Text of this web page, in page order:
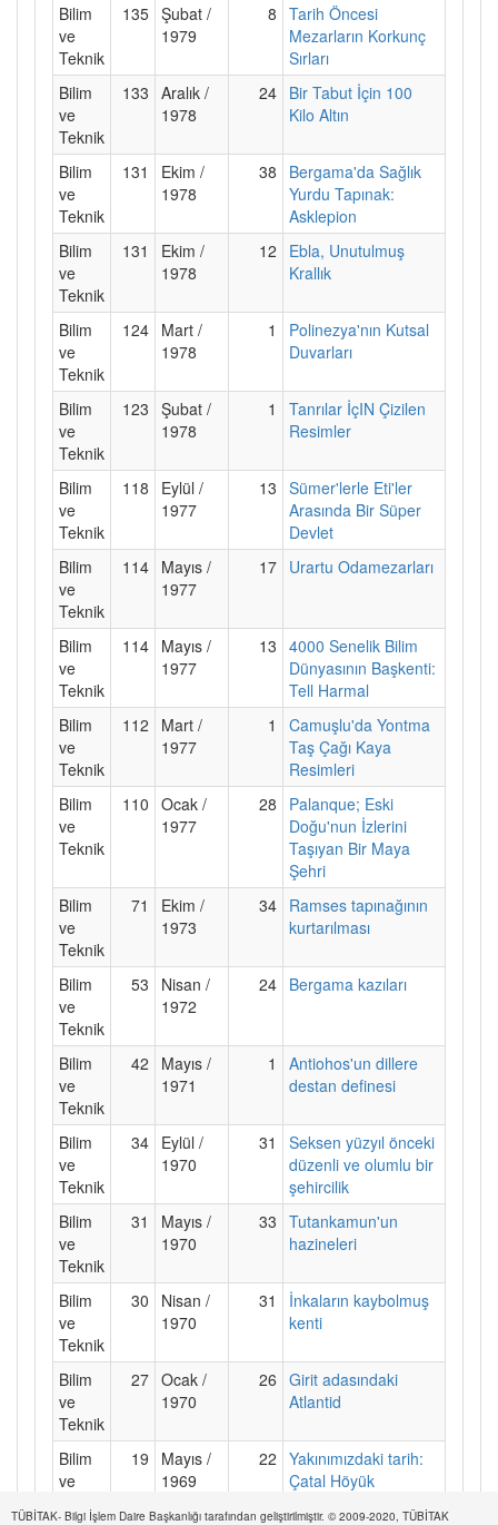
Bilim
ve
Teknik
135 Şubat /
1979
8 Tarih Öncesi
Mezarların Korkunç
Sırları
Bilim
ve
Teknik
133 Aralık /
1978
24 Bir Tabut İçin 100
Kilo Altın
Bilim
ve
Teknik
131
Ekim /
1978
38
Bergama'da Sağlık
Yurdu Tapınak:
Asklepion
Bilim
ve
Teknik
131
Ekim /
1978
12
Ebla, Unutulmuş
Krallık
Bilim
ve
Teknik
124 Mart /
1978
1
Polinezya'nın Kutsal
Duvarları
Bilim
ve
Teknik
123 Şubat /
1978
1
Tanrılar İçIN Çizilen
Resimler
Bilim
ve
Teknik
118
Eylül /
1977
13 Sümer'lerle Eti'ler
Arasında Bir Süper
Devlet
Bilim
ve
Teknik
114 Mayıs /
1977
17 Urartu Odamezarları
Bilim
ve
Teknik
114 Mayıs /
1977
13 4000 Senelik Bilim
Dünyasının Başkenti:
Tell Harmal
Bilim
ve
Teknik
112
Mart /
1977
1
Camuşlu'da Yontma
Taş Çağı Kaya
Resimleri
Bilim
ve
Teknik
110 Ocak /
1977
28
Palanque; Eski
Doğu'nun İzlerini
Taşıyan Bir Maya
Şehri
Bilim
ve
Teknik
71
Ekim /
1973
34 Ramses tapınağının
kurtarılması
Bilim
ve
Teknik
53
Nisan /
1972
24 Bergama kazıları
Bilim
ve
Teknik
42
Mayıs /
1971
1
Antiohos'un dillere
destan definesi
Bilim
ve
Teknik
34 Eylül /
1970
31
Seksen yüzyıl önceki
düzenli ve olumlu bir
şehircilik
Bilim
ve
Teknik
31
Mayıs /
1970
33 Tutankamun'un
hazineleri
Bilim
ve
Teknik
30
Nisan /
1970
31
İnkaların kaybolmuş
kenti
Bilim
ve
Teknik
27 Ocak /
1970
26 Girit adasındaki
Atlantid
Bilim
ve
19
Mayıs /
1969
22 Yakınımızdaki tarih:
Çatal Höyük
TÜBİTAK- Bilgi İşlem Daire Başkanlığı tarafından geliştirilmiştir. © 2009-2020, TÜBİTAK